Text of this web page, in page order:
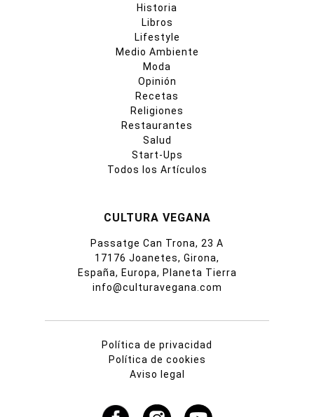
Historia
Libros
Lifestyle
Medio Ambiente
Moda
Opinión
Recetas
Religiones
Restaurantes
Salud
Start-Ups
Todos los Artículos
CULTURA VEGANA
Passatge Can Trona, 23 A
17176 Joanetes, Girona,
España, Europa, Planeta Tierra
info@culturavegana.com
Política de privacidad
Política de cookies
Aviso legal